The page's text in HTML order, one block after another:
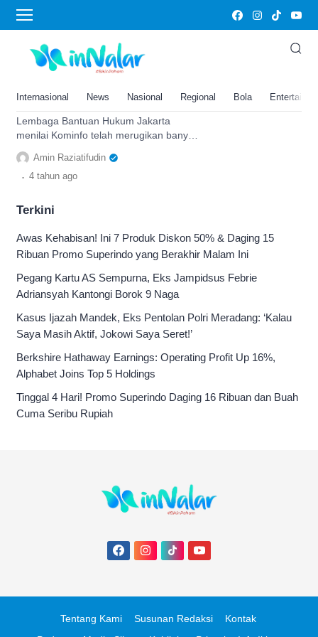
Internasional News Nasional Regional Bola
merugikan
LBH Jakarta Nilai Kominfo
Rugikan Banyak Pihak Usai
Aplikasi
Lembaga Bantuan Hukum Jakarta
menilai Kominfo telah merugikan banyak
pihak usai memblokir sejumlah situs dan
aplikasi. Ini selengkapnya.
Amin Raziatifudin
. 4 tahun ago
Terkini
Awas Kehabisan! Ini 7 Produk Diskon 50% & Daging 15
Ribuan Promo Superindo yang Berakhir Malam Ini
Pegang Kartu AS Sempurna, Eks Jampidsus Febrie
Adriansyah Kantongi Borok 9 Naga
Kasus Ijazah Mandek, Eks Pentolan Polri Meradang: ‘Kalau
Saya Masih Aktif, Jokowi Saya Seret!’
Berkshire Hathaway Earnings: Operating Profit Up 16%,
Alphabet Joins Top 5 Holdings
Tinggal 4 Hari! Promo Superindo Daging 16 Ribuan dan Buah
Cuma Seribu Rupiah
Tentang Kami Susunan Redaksi
Kontak